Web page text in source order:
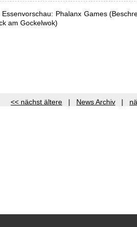
Phalanx Games
am Gockelwok)
<< nächst ältere | News Archiv |